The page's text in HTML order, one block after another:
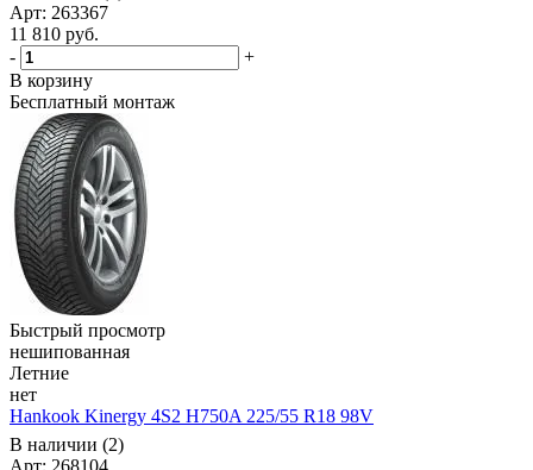
Арт: 263367
11 810 руб.
-
+
В корзину
Бесплатный монтаж
Быстрый просмотр
нешипованная
Летние
нет
Hankook Kinergy 4S2 H750A 225/55 R18 98V
В наличии (2)
Арт: 268104